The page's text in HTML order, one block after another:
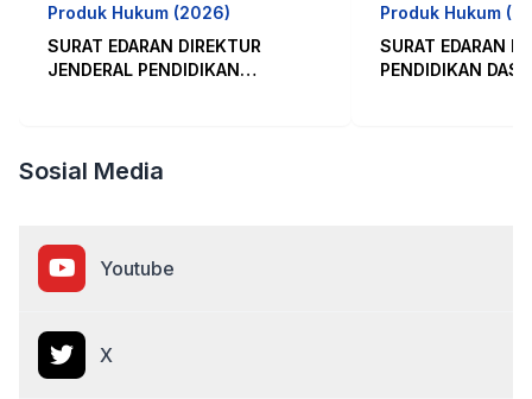
Produk Hukum (2026)
SURAT EDARAN DIREKTUR
JENDERAL PENDIDIKAN
Produk Hukum
SURAT EDARAN
PENDIDIKAN
Sosial Media
Youtube
X